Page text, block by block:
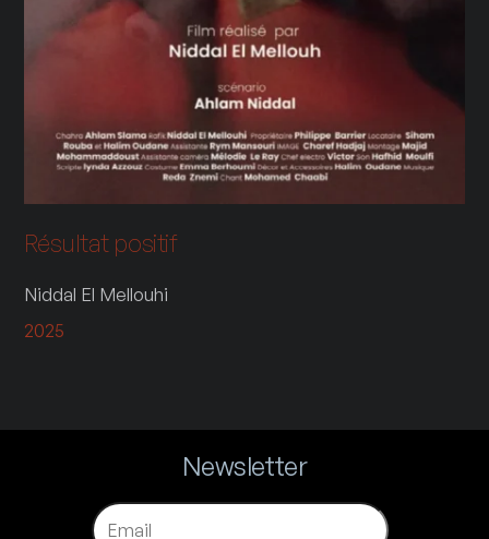
Résultat positif
Niddal El Mellouhi
2025
Newsletter
Email